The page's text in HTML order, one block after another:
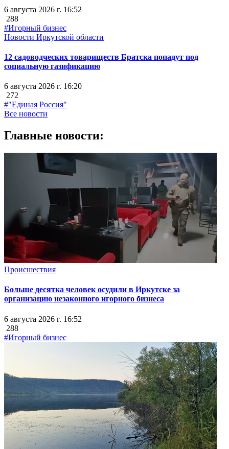
6 августа 2026 г. 16:52
288
#Игорный бизнес
Новости Иркутской области
12 садоводческих товариществ Братска попадут под
социальную газификацию
6 августа 2026 г. 16:20
272
#"Единая Россия"
Все новости
Главные новости:
Происшествия
Больше десятка человек осудили в Иркутске за
организацию незаконного игорного бизнеса
6 августа 2026 г. 16:52
288
#Игорный бизнес